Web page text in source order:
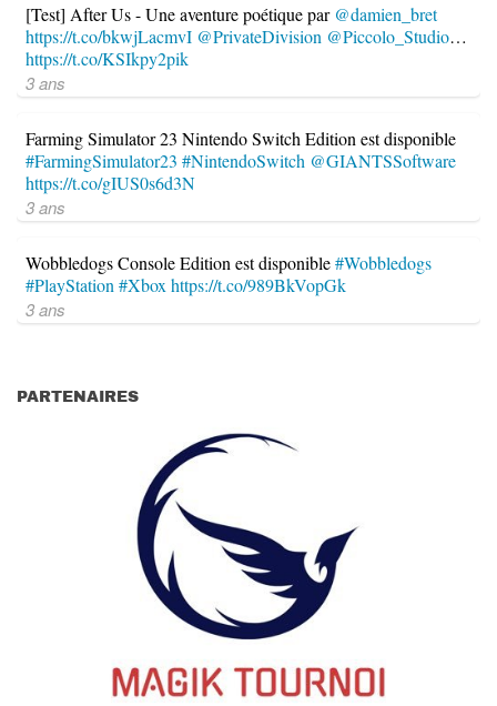
[Test] After Us - Une aventure poétique par @damien_bret
https://t.co/bkwjLacmvI @PrivateDivision @Piccolo_Studio…
https://t.co/KSIkpy2pik
3 ans
Farming Simulator 23 Nintendo Switch Edition est disponible
#FarmingSimulator23 #NintendoSwitch @GIANTSSoftware
https://t.co/gIUS0s6d3N
3 ans
Wobbledogs Console Edition est disponible#Wobbledogs
#PlayStation #Xbox https://t.co/989BkVopGk
3 ans
PARTENAIRES